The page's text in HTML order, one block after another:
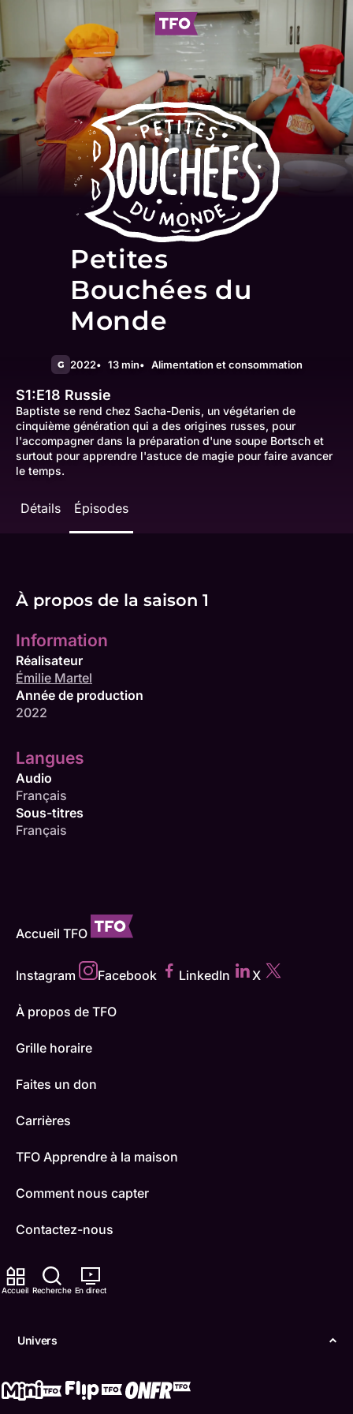
Accueil Recherche En direct
Univers
Petites
Bouchées du
Monde
G 2022 13 min Alimentation et consommation
S1:E18 Russie
Baptiste se rend chez Sacha-Denis, un végétarien de
cinquième génération qui a des origines russes, pour
l'accompagner dans la préparation d'une soupe Bortsch et
surtout pour apprendre l'astuce de magie pour faire avancer
le temps.
Détails Épisodes
À propos de la saison 1
Information
Réalisateur
Émilie Martel
Année de production
2022
Langues
Audio
Français
Sous-titres
Français
Accueil TFO
Instagram Facebook LinkedIn X
À propos de TFO
Grille horaire
Faites un don
Carrières
TFO Apprendre à la maison
Comment nous capter
Contactez-nous
ONFR
Boukili